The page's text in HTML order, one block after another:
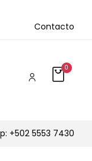
Contacto
0
+502 5553 7430